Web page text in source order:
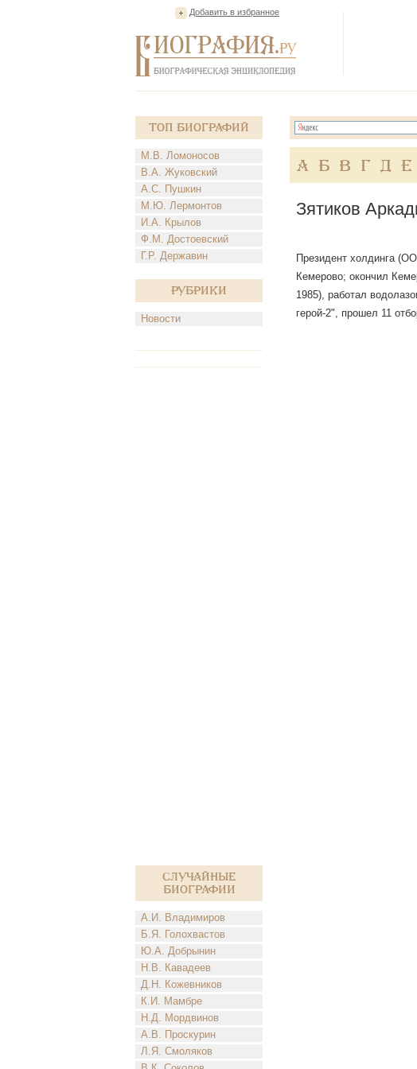
Добавить в избранное
Топ Биографий
М.В. Ломоносов
В.А. Жуковский
А.С. Пушкин
М.Ю. Лермонтов
И.А. Крылов
Ф.М. Достоевский
Г.Р. Державин
Рубрики
Новости
Случайные
биографии
А.И. Владимиров
Б.Я. Голохвастов
Ю.А. Добрынин
Н.В. Кавадеев
Д.Н. Кожевников
К.И. Мамбре
Н.Д. Мордвинов
А.В. Проскурин
Л.Я. Смоляков
А Б В Г Д Е
Зятиков
Президент холдинга
Кемерово; окончил
1985), работал
герой-2", прошел 11